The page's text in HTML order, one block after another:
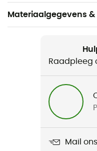
Materiaalgegevens &
Wandelen / Trekking /
Aero Ultralight Traveller
Raadpleeg
Mail ons